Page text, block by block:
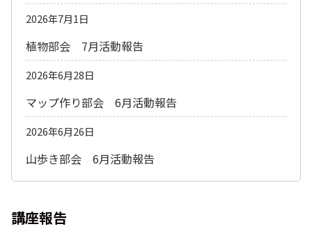
2026年7月1日
植物部会 7月活動報告
2026年6月28日
マップ作り部会 6月活動報告
2026年6月26日
山歩き部会 6月活動報告
講座報告